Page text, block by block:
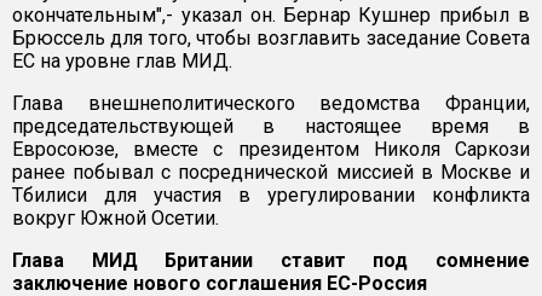
окончательным",- указал он. Бернар Кушнер прибыл в
Брюссель для того, чтобы возглавить заседание Совета
ЕС на уровне глав МИД.
Глава внешнеполитического ведомства Франции,
председательствующей в настоящее время в
Евросоюзе, вместе с президентом Николя Саркози
ранее побывал с посреднической миссией в Москве и
Тбилиси для участия в урегулировании конфликта
вокруг Южной Осетии.
Глава МИД Британии ставит под сомнение
заключение нового соглашения ЕС-Россия